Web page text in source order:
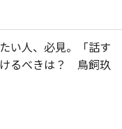
い人、必見。「話す
るべきは？ 鳥飼玖